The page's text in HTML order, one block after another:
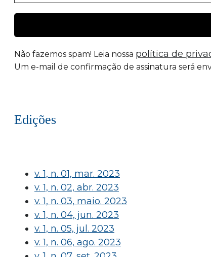
Não fazemos spam! Leia nossa política de
Um e-mail de confirmação de assinatura será
Edições
v. 1, n. 01, mar. 2023
v. 1, n. 02, abr. 2023
v. 1, n. 03, maio. 2023
v. 1, n. 04, jun. 2023
v. 1, n. 05, jul. 2023
v. 1, n. 06, ago. 2023